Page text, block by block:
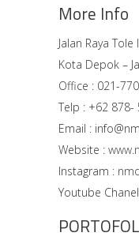
More Info
Jalan Raya
Kota Depok –
Office : 021-
Telp : +62 878-
Email :
Website :
Instagram :
Youtube